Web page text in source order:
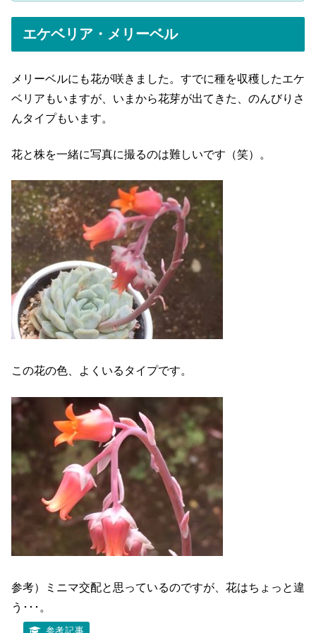
エケベリア・メリーベル
メリーベルにも花が咲きました。すでに種を収穫したエケ
ベリアもいますが、いまから花芽が出てきた、のんびりさ
んタイプもいます。
花と株を一緒に写真に撮るのは難しいです（笑）。
この花の色、よくいるタイプです。
参考）ミニマ交配と思っているのですが、花はちょっと違
う･･･。